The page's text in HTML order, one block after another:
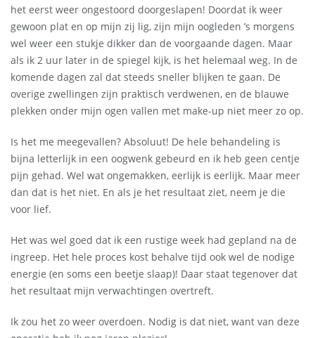
het eerst weer ongestoord doorgeslapen! Doordat ik weer
gewoon plat en op mijn zij lig, zijn mijn oogleden ’s morgens
wel weer een stukje dikker dan de voorgaande dagen. Maar
als ik 2 uur later in de spiegel kijk, is het helemaal weg. In de
komende dagen zal dat steeds sneller blijken te gaan. De
overige zwellingen zijn praktisch verdwenen, en de blauwe
plekken onder mijn ogen vallen met make-up niet meer zo op.
Is het me meegevallen? Absoluut! De hele behandeling is
bijna letterlijk in een oogwenk gebeurd en ik heb geen centje
pijn gehad. Wel wat ongemakken, eerlijk is eerlijk. Maar meer
dan dat is het niet. En als je het resultaat ziet, neem je die
voor lief.
Het was wel goed dat ik een rustige week had gepland na de
ingreep. Het hele proces kost behalve tijd ook wel de nodige
energie (en soms een beetje slaap)! Daar staat tegenover dat
het resultaat mijn verwachtingen overtreft.
Ik zou het zo weer overdoen. Nodig is dat niet, want van deze